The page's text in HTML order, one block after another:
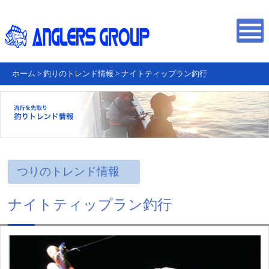
ホーム > 釣りのトレンド情報 > ナイトティップラン釣行
つりのトレンド情報
ナイトティップラン釣行